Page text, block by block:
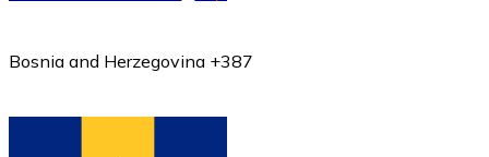
Bosnia and Herzegovina +387